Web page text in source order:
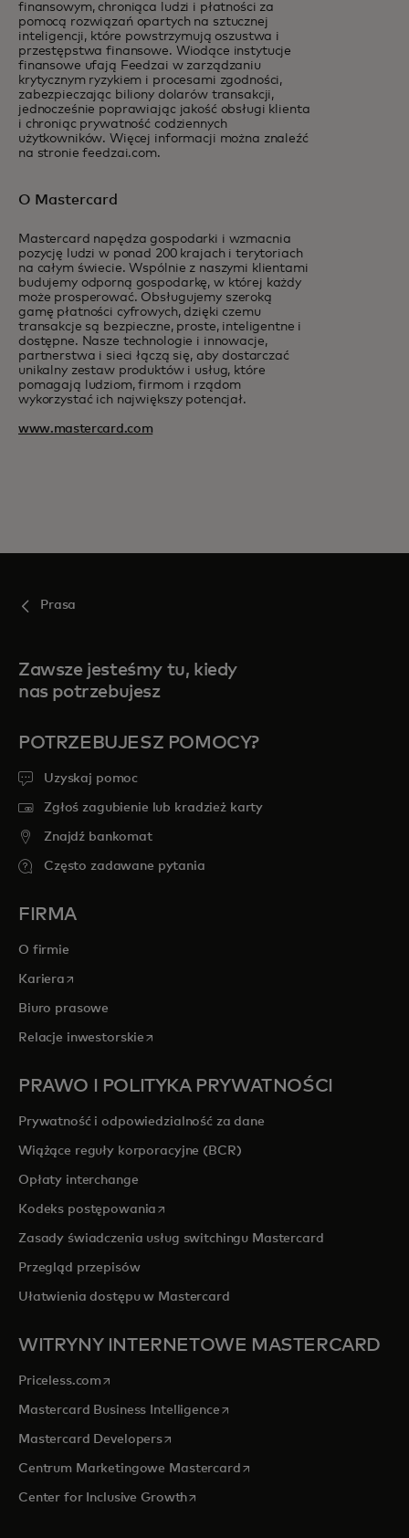
finansowym, chroniąca ludzi i płatności za
pomocą rozwiązań opartych na sztucznej
inteligencji, które powstrzymują oszustwa i
przestępstwa finansowe. Wiodące instytucje
finansowe ufają Feedzai w zarządzaniu
krytycznym ryzykiem i procesami zgodności,
zabezpieczając biliony dolarów transakcji,
jednocześnie poprawiając jakość obsługi klienta
i chroniąc prywatność codziennych
użytkowników. Więcej informacji można znaleźć
na stronie feedzai.com.
O Mastercard
Mastercard napędza gospodarki i wzmacnia
pozycję ludzi w ponad 200 krajach i terytoriach
na całym świecie. Wspólnie z naszymi klientami
budujemy odporną gospodarkę, w której każdy
może prosperować. Obsługujemy szeroką
gamę płatności cyfrowych, dzięki czemu
transakcje są bezpieczne, proste, inteligentne i
dostępne. Nasze technologie i innowacje,
partnerstwa i sieci łączą się, aby dostarczać
unikalny zestaw produktów i usług, które
pomagają ludziom, firmom i rządom
wykorzystać ich największy potencjał.
www.mastercard.com
Prasa
Zawsze jesteśmy tu, kiedy
nas potrzebujesz
POTRZEBUJESZ POMOCY?
Uzyskaj pomoc
Zgłoś zagubienie lub kradzież karty
Znajdź bankomat
Często zadawane pytania
FIRMA
O firmie
Kariera opens in a new tab
Biuro prasowe
Relacje inwestorskie opens in a new tab
PRAWO I POLITYKA PRYWATNOŚCI
Prywatność i odpowiedzialność za dane
Wiążące reguły korporacyjne (BCR)
Opłaty interchange
Kodeks postępowania opens in a new tab
Zasady świadczenia usług switchingu Mastercard
Przegląd przepisów
Ułatwienia dostępu w Mastercard
WITRYNY INTERNETOWE MASTERCARD
Priceless.com opens in a new tab
Mastercard Business Intelligenceopens in a new tab
Mastercard Developersopens in a new tab
Centrum Marketingowe Mastercardopens in a new tab
Center for Inclusive Growthopens in a new tab